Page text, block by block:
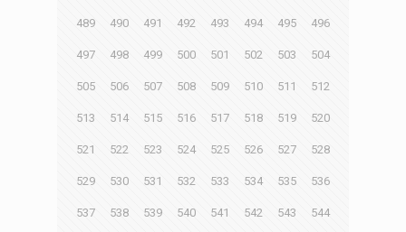
489 490 491 492 493 494 495 496
497 498 499 500 501 502 503 504
505 506 507 508 509 510 511 512
513 514 515 516 517 518 519 520
521 522 523 524 525 526 527 528
529 530 531 532 533 534 535 536
537 538 539 540 541 542 543 544